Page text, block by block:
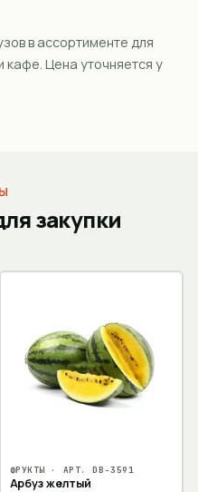
в ассортименте для
кафе. Цена уточняется у
закупки
ФРУКТЫ · АРТ.DB-3591
Арбуз желтый